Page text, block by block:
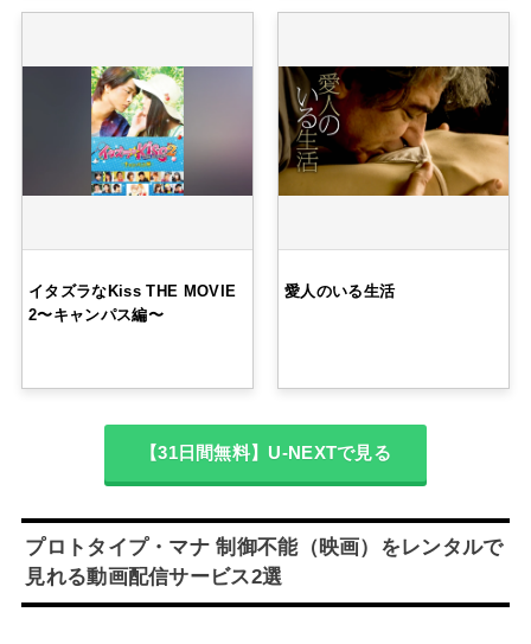
イタズラなKiss THE MOVIE
2〜キャンパス編〜
愛人のいる生活
【31日間無料】U-NEXTで見る
プロトタイプ・マナ 制御不能（映画）をレンタルで
見れる動画配信サービス2選